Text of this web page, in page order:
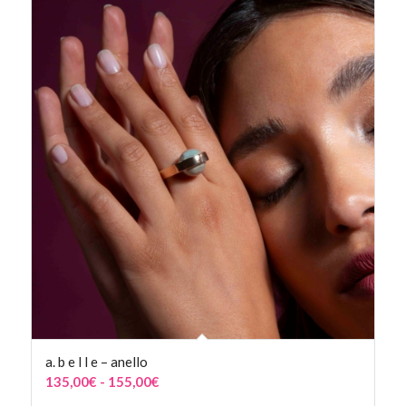
110,00€
a
135,00€
a. b e l l e – anello
135,00€ - 155,00€Fascia